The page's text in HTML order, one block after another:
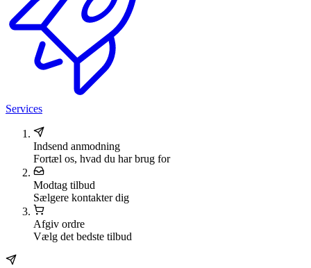
Services
Indsend anmodning
Fortæl os, hvad du har brug for
Modtag tilbud
Sælgere kontakter dig
Afgiv ordre
Vælg det bedste tilbud